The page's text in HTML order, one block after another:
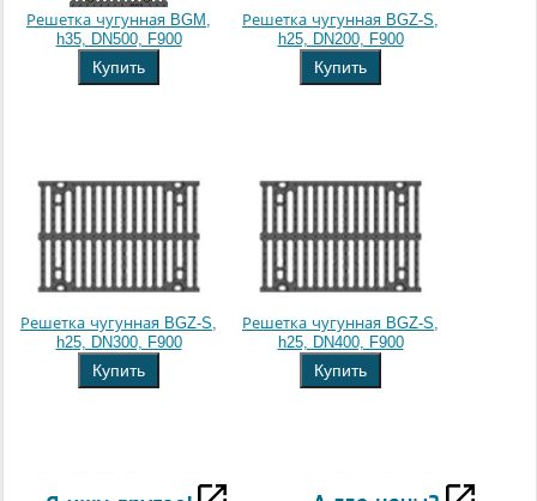
Решетка чугунная BGM,
h35, DN500, F900
Купить
Решетка чугунная BGZ-S,
h25, DN200, F900
Купить
Решетка чугунная BGZ-S,
h25, DN300, F900
Купить
Решетка чугунная BGZ-S,
h25, DN400, F900
Купить